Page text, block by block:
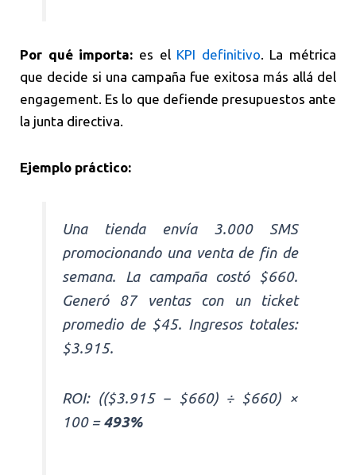
Por qué importa: es el KPI definitivo. La métrica
que decide si una campaña fue exitosa más allá del
engagement. Es lo que defiende presupuestos ante
la junta directiva.
Ejemplo práctico:
Una tienda envía 3.000 SMS
promocionando una venta de fin de
semana. La campaña costó $660.
Generó 87 ventas con un ticket
promedio de $45. Ingresos totales:
$3.915.
ROI: (($3.915 − $660) ÷ $660) ×
100 =493%